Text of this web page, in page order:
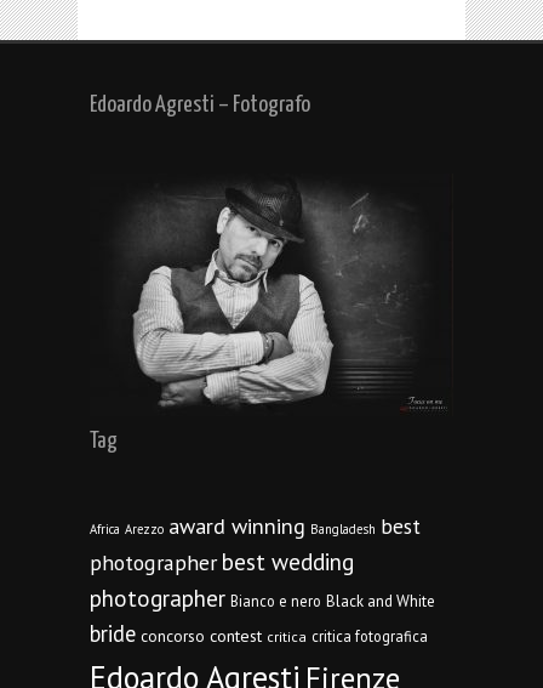
Edoardo Agresti – Fotografo
Tag
Africa Arezzo award winning Bangladesh best
photographer best wedding
photographer Bianco e nero Black and White
bride concorso contest critica critica fotografica
Edoardo Agresti Firenze